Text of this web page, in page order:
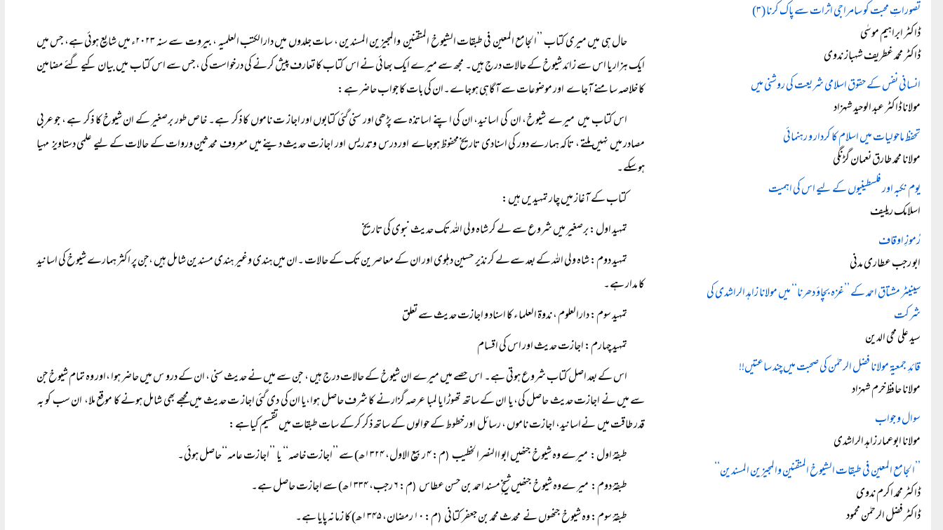
حال ہی میں میری کتاب ’’الجامع المعین فی طبقات الشیوخ المتقنین والمجیزین المسندین ، سات جلدوں میں دارالکتب العلمیہ ، بیروت سے سنہ ۲۰۲۳ء میں شایع ہوئی ہے، جس میں
ایک ہزار یا اس سے زائد شیوخ کے حالات درج ہیں۔ مجھ سے میرے ایک بھائی نے اس کتاب کا تعارف پیش کرنے کی درخواست کی ، جس سے اس کتاب میں بیان کیے گئے مضامین
کا خلاصہ سامنے آجاے اور موضوعات سے آگاہی ہوجاے۔ان کی بات کا جواب حاضر ہے:
اس کتاب میں میرے شیوخ، ان کی اسانید، ان کی اپنے اساتذہ سے پڑھی اور سنی گئی کتابوں اور اجاز ت ناموں کا ذکر ہے۔ خاص طور برصغیر کے ان شیوخ کا ذکر ہے ، جو عربی
مصادر میں نہیں ملتے ، تاکہ ہمارے دور کی اسنادی تاریخ محفوظ ہوجاے اور درس وتدریس اور اجازت حدیث دینے میں معروف محدثین وروات کے حالات کے لیے علمی دستاویز مہیا
ہوسکے۔
کتاب کے آغاز میں چار تمہیدیں ہیں:
تمہید اول: برصغیر میں شروع سے لے کر شاہ ولی اللہ تک حدیث نبوی کی تاریخ
تمہید دوم: شاہ ولی اللہ کے بعد سےلے کر نذیر حسین دہلوی اور ان کے معاصرین تک کے حالات ۔ان میں ہندی وغیر ہندی مسندین شامل ہیں ،جن پر اکثر ہمارے شیوخ کی اسانید
کا مدار ہے۔
تمہید سوم: دارالعلوم ، ندوۃ العلما ء کا اسناد و اجازت حدیث سے تعلق
تمہید چہارم: اجازت حدیث اور اس کی اقسام
اس کے بعد اصل کتاب شروع ہوتی ہے۔ اس حصے میں میرے ان شیوخ کے حالات درج ہیں ، جن سے میں نے حدیث سنی ، ان کے درو س میں حاضر ہوا ،اور وہ تمام شیوخ جن
سے میں نے اجازت حدیث حاصل کی، یا ان کے ساتھ تھوڑا یا لمبا عرصہ گزارنے کا شرف حاصل ہوا،یا ان کی دی گئی اجاز ت حدیث میں مجھے بھی شامل ہونے کا موقع ملا، ان سب کو بہ
قدر طاقت میں نےاسانید، اجازت ناموں ، رسائل اور خطوط کے حوالوں کے ساتھ ذکر کرکے سات طبقات میں تقسیم کیاہے:
طبقۂ اول: میرے وہ شیوخ جنھیں ابو االنصر الخطیب (م: ۴ ربیع الاول، ۱۳۲۴ھ) سے ’’اجازت خاصہ‘‘ یا ’’اجازت عامہ‘‘حاصل ہوئی۔
طبقۂ دوم: میر ےوہ شیوخ جنھیں شیخ ِمسند احمد بن حسن عطاس (م: ۶ رجب، ۱۳۳۴ھ) سے اجازت حاصل ہے۔
طبقۂ سوم: وہ شیوخ جنھوں نے محدث محمد بن جعفر کتانی (م: ۱۰ رمضان، ۱۳۴۵ھ) کا زمانہ پایا ہے۔
تصوراتِ محبت کو سامراجی اثرات سے پاک کرنا (۳)
ڈاکٹر ابراہیم موسٰی
ڈاکٹر محمد غطریف شہباز ندوی
انسانی نفس کے حقوق اسلامی شریعت کی روشنی میں
مولانا ڈاکٹر عبد الوحید شہزاد
تحفظ ماحولیات میں اسلام کا کردار و رہنمائی
مولانا محمد طارق نعمان گڑنگی
یوم نکبہ اور فلسطینیوں کے لیے اس کی اہمیت
اسلامک ریلیف
رُموزِ اوقاف
ابو رجب عطاری مدنی
سینیٹر مشتاق احمد کے ’’غزہ بچاؤ دھرنا‘‘ میں مولانا زاہد الراشدی کی
شرکت
سید علی محی الدین
قائدِ جمعیۃ مولانا فضل الرحمٰن کی صحبت میں چند ساعتیں!!
مولانا حافظ خرم شہزاد
سوال و جواب
مولانا ابوعمار زاہد الراشدی
’’الجامع المعین فی طبقات الشیوخ المتقنین والمجیزین المسندین‘‘
ڈاکٹر محمد اکرم ندوی
ڈاکٹر فضل الرحمٰن محمود